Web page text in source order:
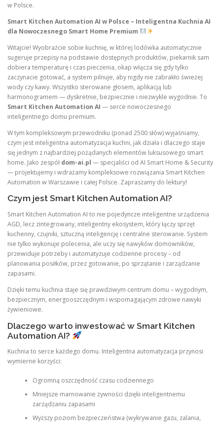
w Polsce.
Smart Kitchen Automation AI w Polsce – Inteligentna Kuchnia AI
dla Nowoczesnego Smart Home Premium
Witajcie! Wyobraźcie sobie kuchnię, w której lodówka automatycznie
sugeruje przepisy na podstawie dostępnych produktów, piekarnik sam
dobiera temperaturę i czas pieczenia, okap włącza się gdy tylko
zaczynacie gotować, a system pilnuje, aby nigdy nie zabrakło świeżej
wody czy kawy. Wszystko sterowane głosem, aplikacją lub
harmonogramem — dyskretnie, bezpiecznie i niezwykle wygodnie. To
Smart Kitchen Automation AI — serce nowoczesnego
inteligentnego domu premium.
W tym kompleksowym przewodniku (ponad 2500 słów) wyjaśniamy,
czym jest inteligentna automatyzacja kuchni, jak działa i dlaczego staje
się jednym z najbardziej pożądanych elementów luksusowego smart
home. Jako zespół dom-ai.pl — specjaliści od AI Smart Home & Security
— projektujemy i wdrażamy kompleksowe rozwiązania Smart Kitchen
Automation w Warszawie i całej Polsce. Zapraszamy do lektury!
Czym jest Smart Kitchen Automation AI?
Smart Kitchen Automation AI to nie pojedyncze inteligentne urządzenia
AGD, lecz zintegrowany, inteligentny ekosystem, który łączy sprzęt
kuchenny, czujniki, sztuczną inteligencję i centralne sterowanie. System
nie tylko wykonuje polecenia, ale uczy się nawyków domowników,
przewiduje potrzeby i automatyzuje codzienne procesy – od
planowania posiłków, przez gotowanie, po sprzątanie i zarządzanie
zapasami.
Dzięki temu kuchnia staje się prawdziwym centrum domu – wygodnym,
bezpiecznym, energooszczędnym i wspomagającym zdrowe nawyki
żywieniowe.
Dlaczego warto inwestować w Smart Kitchen
Automation AI?
Kuchnia to serce każdego domu. Inteligentna automatyzacja przynosi
wymierne korzyści:
Ogromną oszczędność czasu codziennego
Mniejsze marnowanie żywności dzięki inteligentnemu
zarządzaniu zapasami
Wyższy poziom bezpieczeństwa (wykrywanie gazu, zalania,